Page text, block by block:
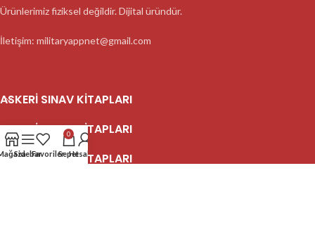
Ürünlerimiz fiziksel değildir. Dijital üründür.
İletişim: militaryappnet@gmail.com
ASKERI SINAV KITAPLARI
ASKERI SINAV KITAPLARI
ASKERI SINAV KITAPLARI
SidebarFavoriler
0
SepetHesabım